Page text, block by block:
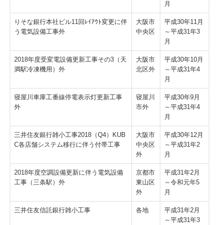
月
りそな銀行本社ビル11回ﾚｲｱｳﾄ変更に伴
う電気設備工事外
大阪市
中央区
平成30年11月
～平成31年3
月
2018年度受変電設備更新工事その3（天
満駅冷凍機用）外
大阪市
北区外
平成30年10月
～平成31年4
月
寝屋川車庫工番線停電表示灯更新工事
外
寝屋川
市外
平成30年9月
～平成31年4
月
三井住友銀行雑小工事2018（Q4）KUB
C各店舗システム移行に伴う付帯工事
大阪市
中央区
外
平成30年12月
～平成31年2
月
2018年度空調設備更新に伴う電気設備
工事（三条駅）外
京都市
東山区
外
平成31年2月
～令和元年5
月
三井住友信託銀行雑小工事 各地
平成31年2月
～平成31年3